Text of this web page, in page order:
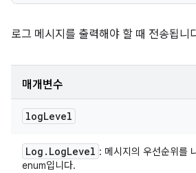
로그 메시지를 출력해야 할 때 전송됩니
매개변수
logLevel
Log . LogLevel : 메시지의 우선순위를
enum입니다.